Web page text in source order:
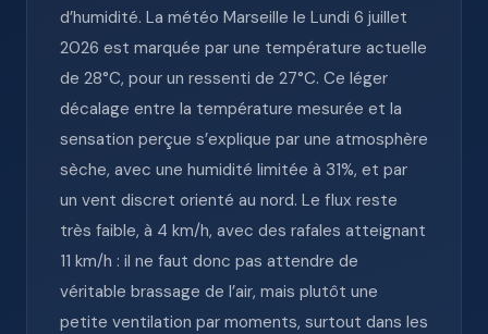
d’humidité. La météo Marseille le Lundi 6 juillet
2026 est marquée par une température actuelle
de 28°C, pour un ressenti de 27°C. Ce léger
décalage entre la température mesurée et la
sensation perçue s’explique par une atmosphère
sèche, avec une humidité limitée à 31%, et par
un vent discret orienté au nord. Le flux reste
très faible, à 4 km/h, avec des rafales atteignant
11 km/h : il ne faut donc pas attendre de
véritable brassage de l’air, mais plutôt une
petite ventilation par moments, surtout dans les